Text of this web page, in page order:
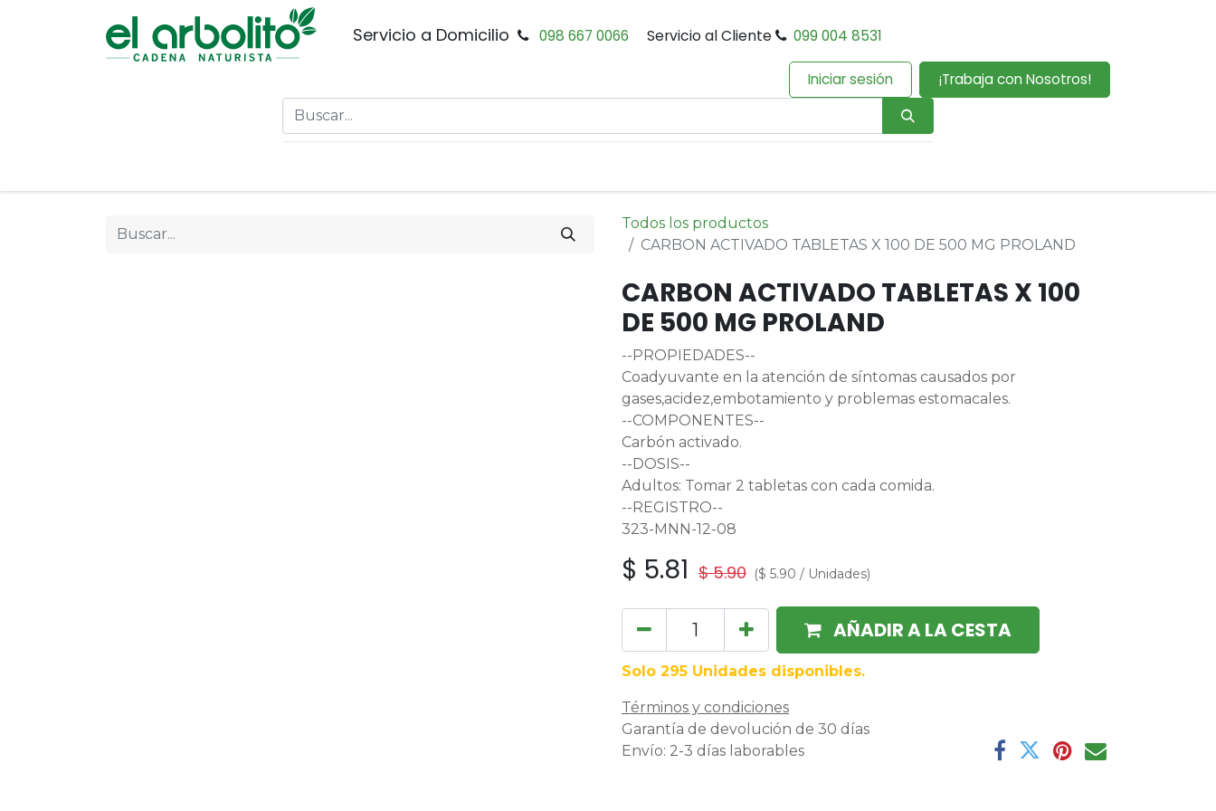
Servicio a Domicilio 098 667 0066 Servicio al Cliente 099 004 8531
Iniciar sesión ¡Trabaja con Nosotros!
Todos los productos
CARBON ACTIVADO TABLETAS X 100 DE 500 MG PROLAND
CARBON ACTIVADO TABLETAS X 100
DE 500 MG PROLAND
--PROPIEDADES--
Coadyuvante en la atención de síntomas causados por
gases,acidez,embotamiento y problemas estomacales.
--COMPONENTES--
Carbón activado.
--DOSIS--
Adultos: Tomar 2 tabletas con cada comida.
--REGISTRO--
323-MNN-12-08
$ 5.81 $5.90 ($ 5.90 / Unidades)
AÑADIR A LA CESTA
Solo 295 Unidades disponibles.
Términos y condiciones
Garantía de devolución de 30 días
Envío: 2-3 días laborables